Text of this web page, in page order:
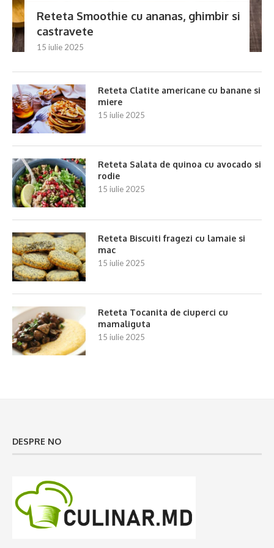
Reteta Smoothie cu ananas, ghimbir si
castravete
15 iulie 2025
Reteta Clatite americane cu banane si
miere
15 iulie 2025
Reteta Salata de quinoa cu avocado si
rodie
15 iulie 2025
Reteta Biscuiti fragezi cu lamaie si
mac
15 iulie 2025
Reteta Tocanita de ciuperci cu
mamaliguta
15 iulie 2025
DESPRE NO